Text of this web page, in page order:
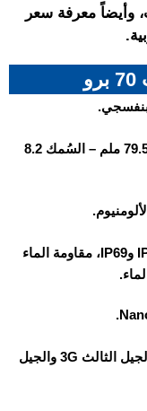
وأيضاً معرفة سعر
أبعاد الهاتف: الطول 164.6 ملم – العرض 79.5 ملم – السُمك 8.2
الجهاز يأتي مقاوم للماء والغبار بمعيار IP68 وIP69، مقاومة الماء
يدعم شبكات إتصالات الجيل الثاني 2G والجيل الثالث 3G والجيل